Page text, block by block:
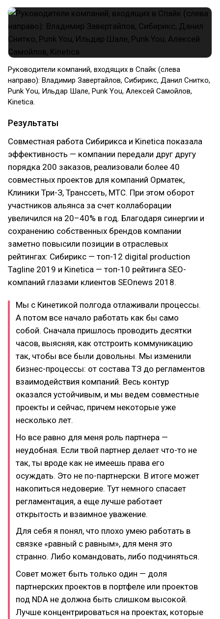
Руководители компаний, входящих в Спайк (слева
направо): Владимир Завертайлов, Сибирикс, Данил Снитко,
Punk You, Ильдар Шале, Punk You, Алексей Самойлов,
Kinetica.
Результаты
Совместная работа Сибирикса и Kinetica показала
эффективность — компании передали друг другу
порядка 200 заказов, реализовали более 40
совместных проектов для компаний Орматек,
Клиники Три-З, Транссеть, МТС. При этом оборот
участников альянса за счет коллаборации
увеличился на 20–40% в год. Благодаря синергии и
сохранению собственных брендов компании
заметно повысили позиции в отраслевых
рейтингах: Сибирикс — топ-12 digital production
Tagline 2019 и Kinetica — топ-10 рейтинга SEO-
компаний глазами клиентов SEOnews 2018.
Мы с Кинетикой полгода отлаживали процессы.
А потом все начало работать как бы само
собой. Сначала пришлось проводить десятки
часов, выясняя, как отстроить коммуникацию
так, чтобы все были довольны. Мы изменили
бизнес-процессы: от состава ТЗ до регламентов
взаимодействия компаний. Весь контур
оказался устойчивым, и мы ведем совместные
проекты и сейчас, причем некоторые уже
несколько лет.
Но все равно для меня роль партнера —
неудобная. Если твой партнер делает что-то не
так, ты вроде как не имеешь права его
осуждать. Это не по-партнерски. В итоге может
накопиться недоверие. Тут немного спасает
регламентация, а еще лучше работает
открытость и взаимное уважение.
Для себя я понял, что плохо умею работать в
связке «равный с равным», для меня это
странно. Либо командовать, либо подчиняться.
Совет может быть только один — доля
партнерских проектов в портфеле или проектов
под NDA не должна быть слишком высокой.
Лучше концентрироваться на проектах, которые